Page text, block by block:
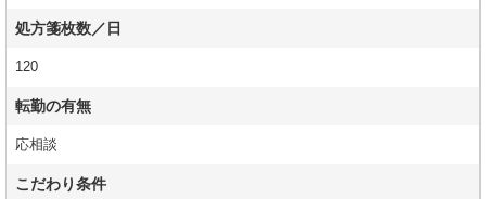
処方箋枚数／日
120
転勤の有無
応相談
こだわり条件